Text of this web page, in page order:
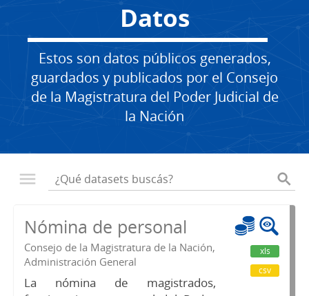
Datos
Estos son datos públicos generados,
guardados y publicados por el Consejo
de la Magistratura del Poder Judicial de
la Nación
Nómina de personal
Consejo de la Magistratura de la Nación,
Administración General
La nómina de magistrados,
xls
csv